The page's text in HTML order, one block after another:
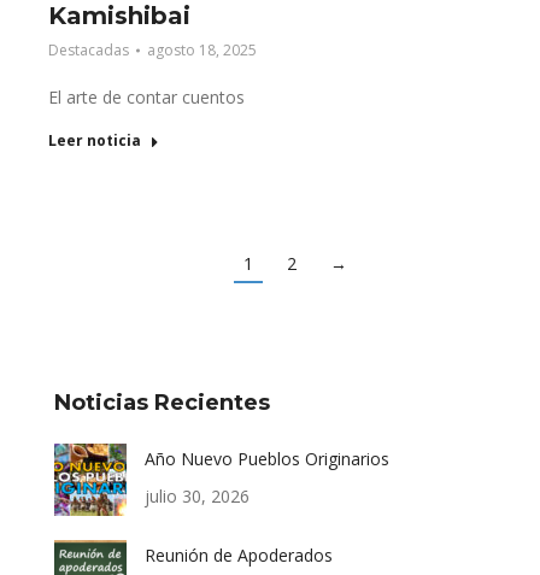
Kamishibai
Destacadas agosto 18, 2025
El arte de contar cuentos
Leer noticia
1 2 →
Noticias Recientes
Año Nuevo Pueblos Originarios
julio 30, 2026
Reunión de Apoderados